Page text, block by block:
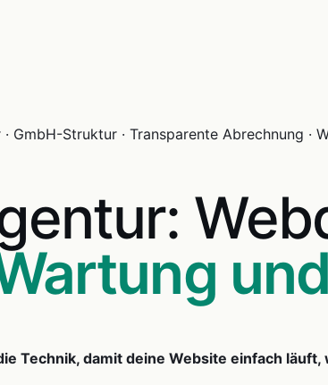
GmbH-Struktur · Transparente Abrechnung ·
Technik, damit deine Website einfach